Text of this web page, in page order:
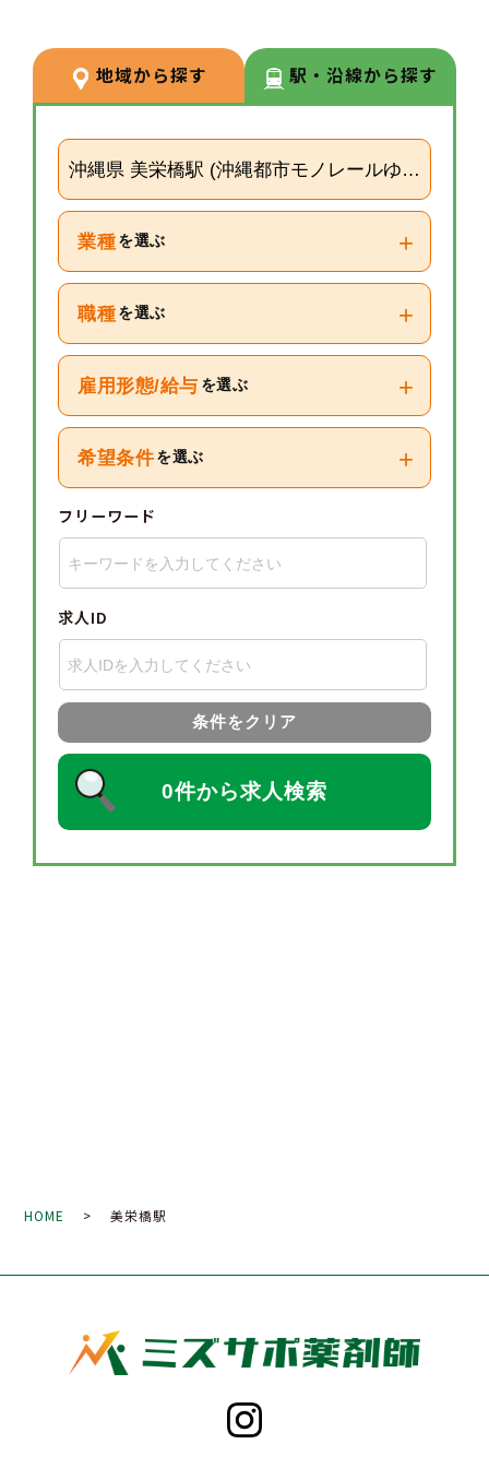
ーターや研修など＋αの業務チャ
レンジの可能性もございます。
地域から探す 駅・沿線から探す
沖縄県 美栄橋駅 (沖縄都市モノレールゆいレール)
業種 を選ぶ +
職種 を選ぶ +
雇用形態/給与 を選ぶ +
希望条件 を選ぶ +
フリーワード
求人ID
条件をクリア
0件から求人検索
HOME > 美栄橋駅